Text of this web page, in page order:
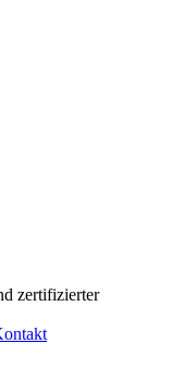
zertifizierter